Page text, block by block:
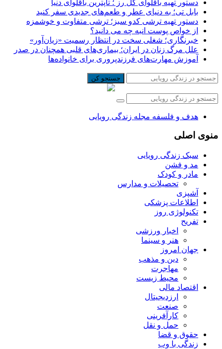
دستور تهیه باقلوای گل رز ؛ تاپترین باقلوای دنیا
بابل تی؛ به دنیای عطر و طعم‌های جدیدی سفر کنید
دستور تهیه ترشی کدو سبز؛ ترشی متفاوت و خوشمزه
از خواص پوست انبه چه می دانید؟
خبرنگاری؛ شغلی سخت در انتظار رسمیت «زیان‌آور»
علل مرگ زنان در ایران؛ بیماری‌های قلبی همچنان در صدر
آموزش مهارت‌های فرزندپروری برای خانواده‌ها
جستجو کن
هدف و فلسفه مجله زندگی رویایی
منوی اصلی
سبک زندگی رویایی
مد و فشن
مادر و کودک
تحصیلات و مدارس
آشپزی
اطلاعات پزشکی
تکنولوژی روز
تفریح
اخبار ورزشی
هنر و سینما
جهان امروز
دین و مذهب
مهاجرت
محیط زیست
اقتصاد مالی
ارزدیجیتال
صنعت
کارآفرینی
حمل و نقل
حقوق و قضا
زندگی با وب